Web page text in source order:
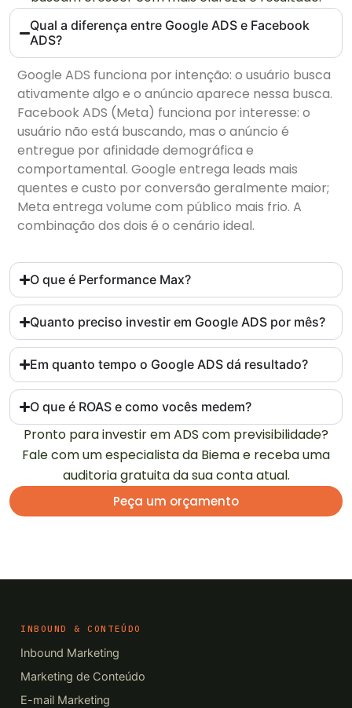
Qual a diferença entre Google ADS e Facebook
ADS?
Google ADS funciona por intenção: o usuário busca
ativamente algo e o anúncio aparece nessa busca.
Facebook ADS (Meta) funciona por interesse: o
usuário não está buscando, mas o anúncio é
entregue por afinidade demográfica e
comportamental. Google entrega leads mais
quentes e custo por conversão geralmente maior;
Meta entrega volume com público mais frio. A
combinação dos dois é o cenário ideal.
O que é Performance Max?
Quanto preciso investir em Google ADS por mês?
Em quanto tempo o Google ADS dá resultado?
O que é ROAS e como vocês medem?
Pronto para investir em ADS com previsibilidade?
Fale com um especialista da Biema e receba uma
auditoria gratuita da sua conta atual.
Peça um orçamento
INBOUND & CONTEÚDO
Inbound Marketing
Marketing de Conteúdo
E-mail Marketing